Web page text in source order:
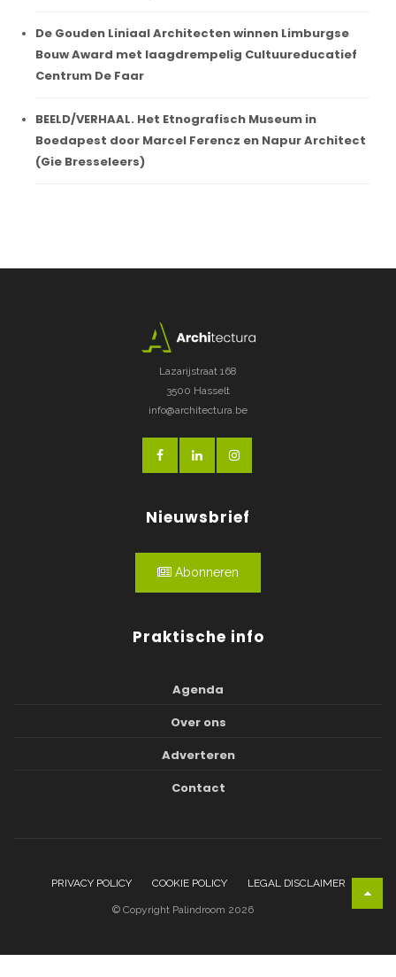
De Gouden Liniaal Architecten winnen Limburgse
Bouw Award met laagdrempelig Cultuureducatief
Centrum De Faar
BEELD/VERHAAL. Het Etnografisch Museum in
Boedapest door Marcel Ferencz en Napur Architect
(Gie Bresseleers)
Lazarijstraat 168
3500 Hasselt
info@architectura.be
Nieuwsbrief
Abonneren
Praktische info
Agenda
Over ons
Adverteren
Contact
PRIVACY POLICY COOKIE POLICY LEGAL DISCLAIMER
© Copyright Palindroom 2026